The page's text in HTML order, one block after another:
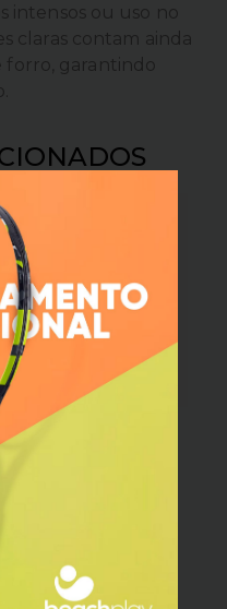
intensos ou uso no
claras contam ainda
garantindo
OFERTA!
VENTO
JERI
188,91 no pix